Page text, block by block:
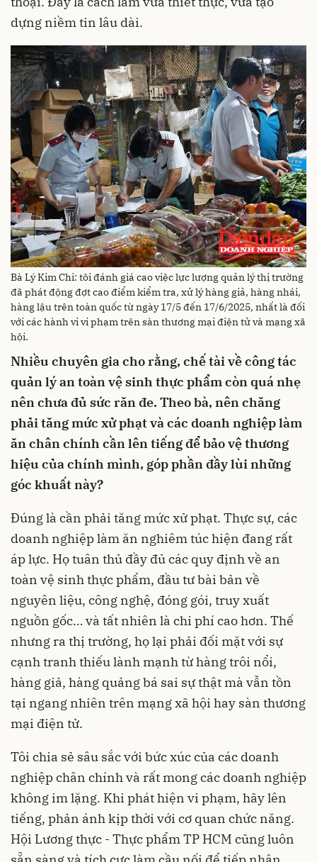
dựng niềm tin lâu dài.
Bà Lý Kim Chi: tôi đánh giá cao việc lực lượng quản lý thị trường
đã phát động đợt cao điểm kiểm tra, xử lý hàng giả, hàng nhái,
hàng lậu trên toàn quốc từ ngày 17/5 đến 17/6/2025, nhất là đối
với các hành vi vi phạm trên sàn thương mại điện tử và mạng xã
hội.
Nhiều chuyên gia cho rằng, chế tài về công tác
quản lý an toàn vệ sinh thực phẩm còn quá nhẹ
nên chưa đủ sức răn đe. Theo bà, nên chăng
phải tăng mức xử phạt và các doanh nghiệp làm
ăn chân chính cần lên tiếngđể bảovệ thương
hiệu của chính mình, góp phần đầy lùi những
góc khuất này?
Đúng là cần phải tăng mức xử phạt. Thực sự, các
doanh nghiệp làm ăn nghiêm túc hiện đang rất
áp lực. Họ tuân thủ đầy đủ các quy định về an
toàn vệ sinh thực phẩm, đầu tư bài bản về
nguyên liệu, công nghệ, đóng gói, truy xuất
nguồn gốc… và tất nhiên là chi phí cao hơn. Thế
nhưng ra thị trường, họ lại phải đối mặt với sự
cạnh tranh thiếu lành mạnh từ hàng trôi nổi,
hàng giả, hàng quảng bá sai sự thật mà vẫn tồn
tại ngang nhiên trên mạng xã hội hay sàn thương
mại điện tử.
Tôi chia sẻ sâu sắc với bức xúc của các doanh
nghiệp chân chính và rất mong các doanh nghiệp
không im lặng. Khi phát hiện vi phạm, hãy lên
tiếng, phản ánh kịp thời với cơ quan chức năng.
Hội Lương thực - Thực phẩm TP HCM cũng luôn